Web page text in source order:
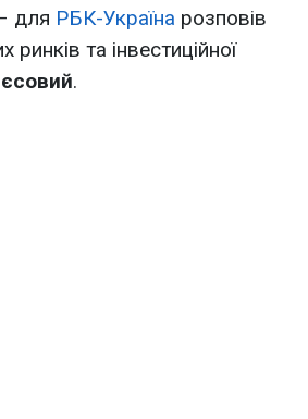
для РБК-Україна розповів
та інвестиційної
.